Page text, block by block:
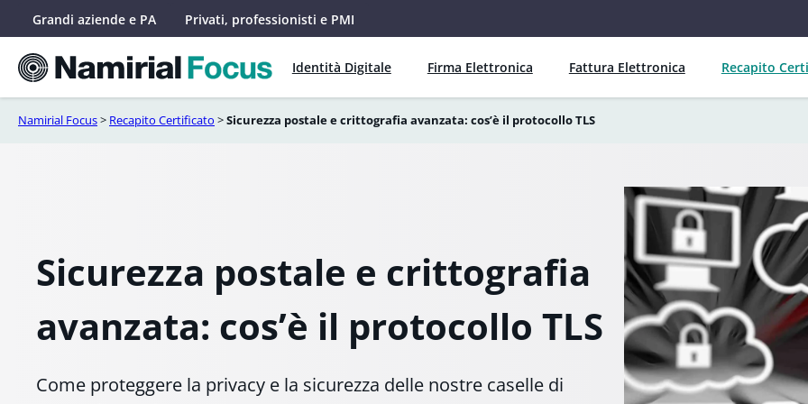
contenuto
Grandi aziende e PA Privati, professionisti e PMI
Identità Digitale Firma Elettronica Fattura Elettronica Recapito
Namirial Focus> Recapito Certificato >Sicurezza postale e crittografia avanzata: cos’è il protocollo TLS
Sicurezza postale e crittografia
avanzata: cos’è il protocollo TLS
Come proteggere la privacy e la sicurezza delle nostre caselle di